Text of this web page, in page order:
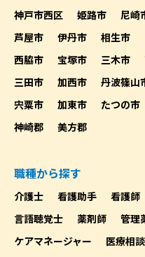
神戸市西区
姫路市 尼崎
芦屋市
伊丹市 相生市
西脇市
宝塚市 三木市
三田市
加西市 丹波篠山
宍粟市
加東市 たつの市
神崎郡
美方郡
職種から探す
介護士 看護助手 看護師
言語聴覚士
薬剤師 管理
ケアマネージャー
医療相